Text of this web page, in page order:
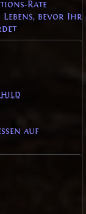
Rate
bevor Ihr
auf